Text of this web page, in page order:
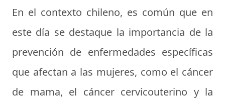
En el contexto chileno, es común que en
este día se destaque la importancia de la
prevención de enfermedades específicas
que afectan a las mujeres, como el cáncer
de mama, el cáncer cervicouterino y la